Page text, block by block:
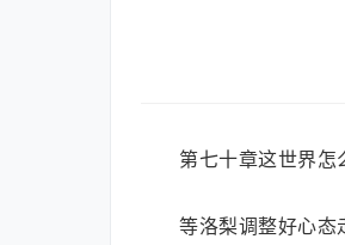
第七十章这世界怎
等洛梨调整好心态